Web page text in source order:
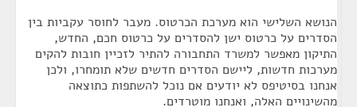
הנושא השלישי הוא מערכת הכרטוס. מעבר לחוסר עקביות בין
הסדרים על כרטוס ישן להסדרים על כרטוס חכם, החדש,
התיקון מאפשר למשרד התחבורה להתיר לזכיין חובות להקים
מערכות חדשות, ליישם הסדרים חדשים שלא תומחרו, ולכן
אנחנו בסיטיפס לא יודעים אם נוכל להשתפות כתוצאה
מהשינויים האלה, ואנחנו מוטרדים.